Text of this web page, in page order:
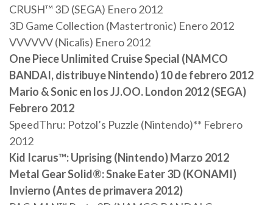
CRUSH™ 3D (SEGA) Enero 2012
3D Game Collection (Mastertronic) Enero 2012
VVVVVV (Nicalis) Enero 2012
One Piece Unlimited Cruise Special (NAMCO
BANDAI, distribuye Nintendo) 10 de febrero 2012
Mario & Sonic en los JJ.OO. London 2012 (SEGA)
Febrero 2012
SpeedThru: Potzol’s Puzzle (Nintendo)** Febrero
2012
Kid Icarus™: Uprising (Nintendo) Marzo 2012
Metal Gear Solid®: Snake Eater 3D (KONAMI)
Invierno (Antes de primavera 2012)